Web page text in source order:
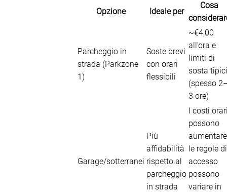
Opzione Ideale per
Cosa
Parcheggio in
strada (Parkzone
1)
Soste brevi
con orari
flessibili
~€4,00
all’ora e
limiti di
sosta tipici
(spesso
3 ore)
Garage/sotterranei
Più
affidabilità
rispetto al
parcheggio
in strada
I costi
possono
le regole di
accesso
possono
variare in